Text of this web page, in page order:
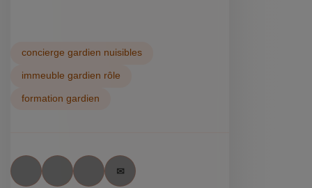
concierge gardien nuisibles
immeuble gardien rôle
formation gardien